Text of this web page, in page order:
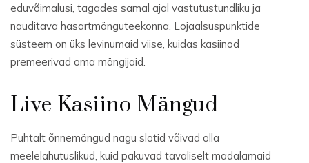
eduvõimalusi, tagades samal ajal vastutustundliku ja
nauditava hasartmänguteekonna. Lojaalsuspunktide
süsteem on üks levinumaid viise, kuidas kasiinod
premeerivad oma mängijaid.
Live Kasiino Mängud
Puhtalt õnnemängud nagu slotid võivad olla
meelelahutuslikud, kuid pakuvad tavaliselt madalamaid